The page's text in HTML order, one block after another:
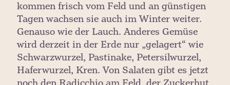
kommen frisch vom Feld und an günstigen
Tagen wachsen sie auch im Winter weiter.
Genauso wie der Lauch. Anderes Gemüse
wird derzeit in der Erde nur „gelagert“ wie
Schwarzwurzel, Pastinake, Petersilwurzel,
Haferwurzel, Kren. Von Salaten gibt es jetzt